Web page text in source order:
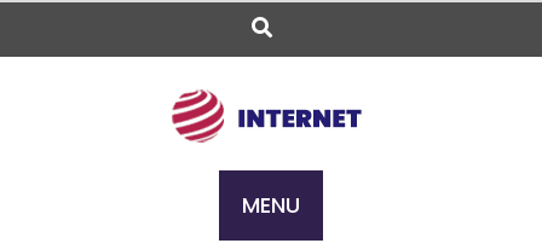
Skip
content
MENU